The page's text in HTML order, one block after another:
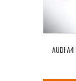
AUDI